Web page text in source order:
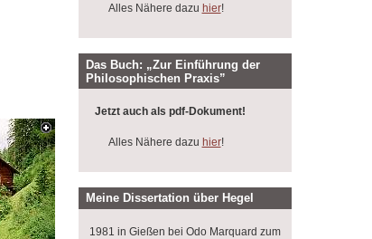
Alles Nähere dazu hier!
Das Buch: „Zur Einführung der
Philosophischen Praxis”
Jetzt auch als pdf-Dokument!
Alles Nähere dazu hier!
Meine Dissertation über Hegel
1981 in Gießen bei Odo Marquard zum